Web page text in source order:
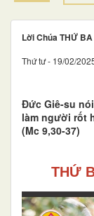
Lời Chúa THỨ
Thứ tư - 19/02/
Đức Giê-su
làm người rốt
(Mc 9,30-37)
THỨ